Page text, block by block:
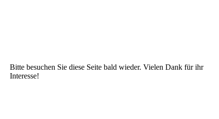
Bitte besuchen Sie diese Seite bald wieder. Vielen Dank für ihr
Interesse!